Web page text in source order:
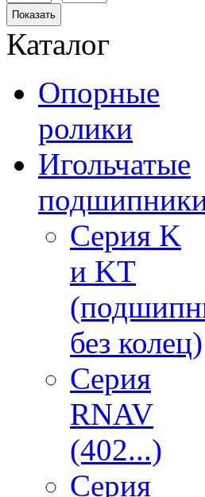
Каталог
Опорные
ролики
Игольчатые
Серия K
и KT
без колец)
Серия
RNAV
(402...)
Серия